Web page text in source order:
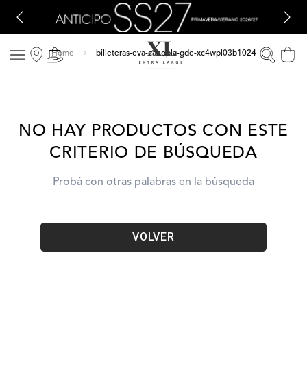
billeteras-eva-canopla-gde-xc4wpl03b1024
NO HAY PRODUCTOS CON ESTE
CRITERIO DE BÚSQUEDA
Probá con otras palabras en la búsqueda
VOLVER